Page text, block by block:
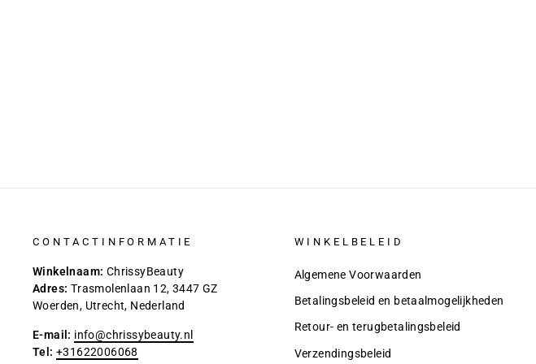
CONTACTINFORMATIE
Winkelnaam: ChrissyBeauty
Adres: Trasmolenlaan 12, 3447 GZ
Woerden, Utrecht, Nederland
E-mail: info@chrissybeauty.nl
Tel: +31622006068
WINKELBELEID
Algemene Voorwaarden
Betalingsbeleid en betaalmogelijkheden
Retour- en terugbetalingsbeleid
Verzendingsbeleid